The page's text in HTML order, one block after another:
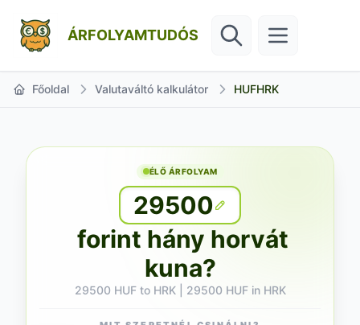
ÁRFOLYAMTUDÓS
Főoldal Valutaváltó kalkulátor HUFHRK
ÉLŐ ÁRFOLYAM
29500
forint hány horvát
kuna?
29500 HUF to HRK | 29500 HUF in HRK